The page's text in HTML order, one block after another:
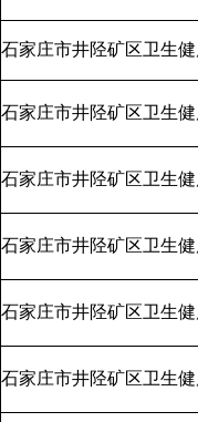
石家庄市井陉矿区卫生
石家庄市井陉矿区卫生
石家庄市井陉矿区卫生
石家庄市井陉矿区卫生
石家庄市井陉矿区卫生
石家庄市井陉矿区卫生